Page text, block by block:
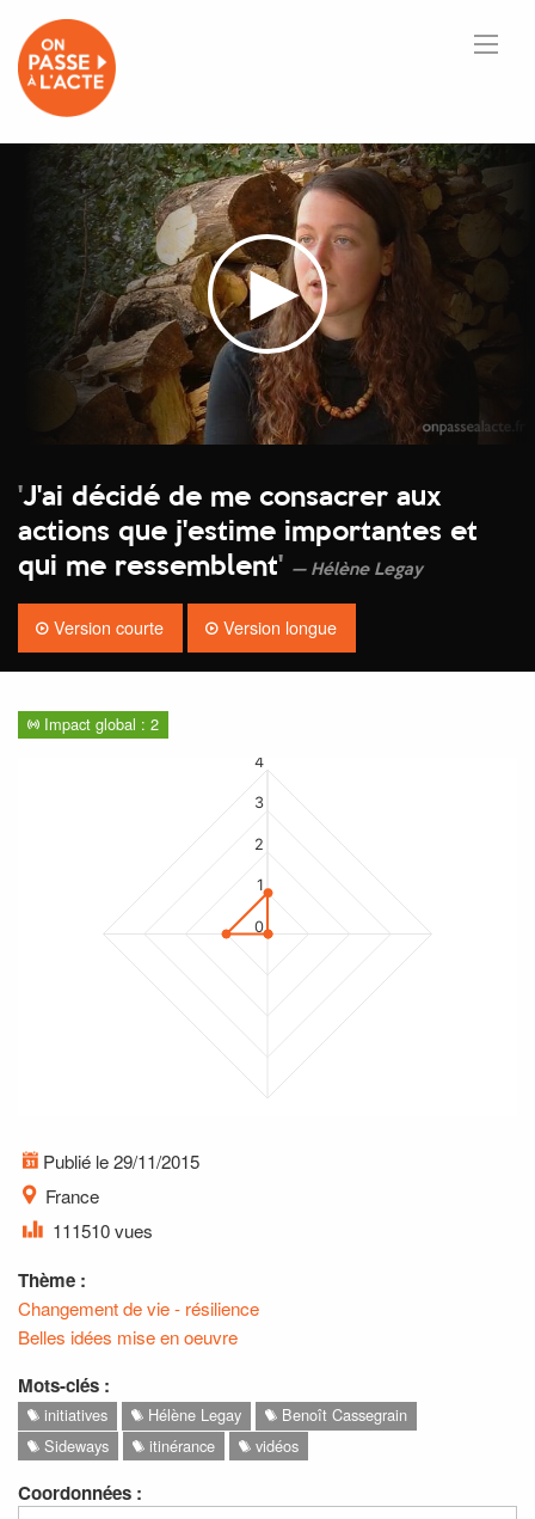
'J'ai décidé de me consacrer aux
actions que j'estime importantes et
qui me ressemblent' Hélène Legay
Version courte Version longue
Impact global : 2
0
1
2
3
4
Publié le 29/11/2015
France
111510 vues
Thème :
Changement de vie - résilience
Belles idées mise en oeuvre
Mots-clés :
initiatives Hélène Legay
Benoît Cassegrain
Sideways
itinérance vidéos
Coordonnées :